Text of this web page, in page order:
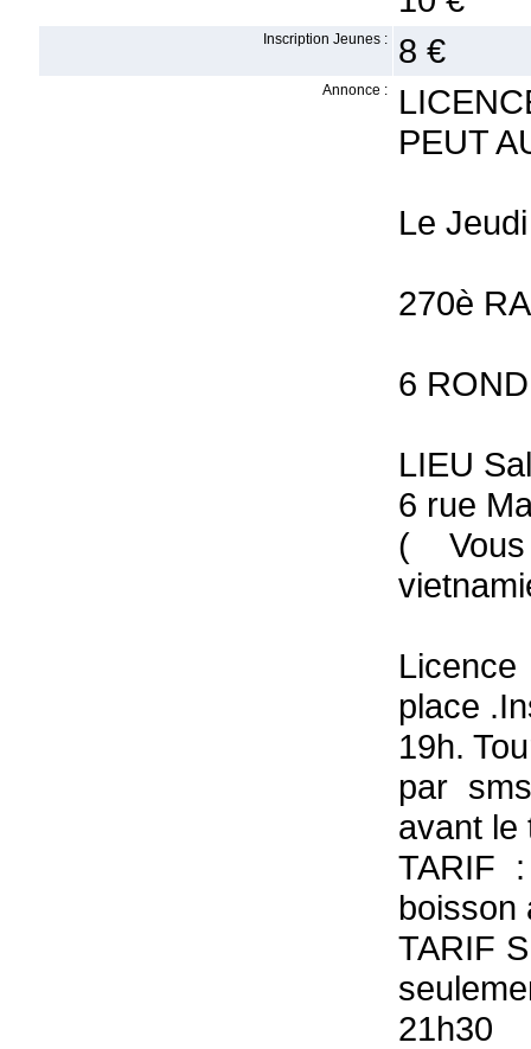
Inscription Jeunes : 8 €
Annonce :
PEUT
Le
270è
6
LIEU
6 rue
(
place
19h.
par
avant le
TARIF
boisson
TARIF
21h30